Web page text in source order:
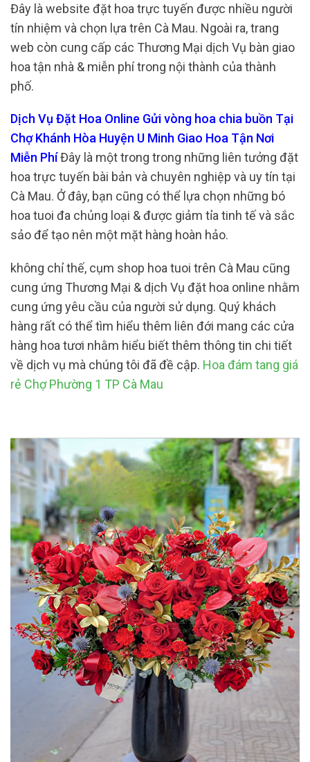
Đây là website đặt hoa trực tuyến được nhiều người
tín nhiệm và chọn lựa trên Cà Mau. Ngoài ra, trang
web còn cung cấp các Thương Mại dịch Vụ bàn giao
hoa tận nhà & miễn phí trong nội thành của thành
phố.
Dịch Vụ Đặt Hoa Online Gửi vòng hoa chia buồn Tại
Chợ Khánh Hòa Huyện U Minh Giao Hoa Tận Nơi
Miễn PhíĐây là một trong trong những liên tưởng đặt
hoa trực tuyến bài bản và chuyên nghiệp và uy tín tại
Cà Mau. Ở đây, bạn cũng có thể lựa chọn những bó
hoa tuoi đa chủng loại & được giảm tỉa tinh tế và sắc
sảo để tạo nên một mặt hàng hoàn hảo.
không chỉ thế, cụm shop hoa tuoi trên Cà Mau cũng
cung ứng Thương Mại & dịch Vụ đặt hoa online nhằm
cung ứng yêu cầu của người sử dụng. Quý khách
hàng rất có thể tìm hiểu thêm liên đới mang các cửa
hàng hoa tươi nhằm hiểu biết thêm thông tin chi tiết
về dịch vụ mà chúng tôi đã đề cập. Hoa đám tang giá
rẻ Chợ Phường 1 TP Cà Mau